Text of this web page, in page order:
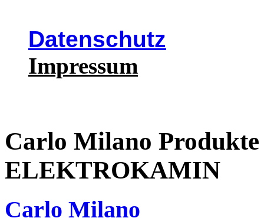
Datenschutz
Impressum
Carlo Milano
ELEKTROKAMIN
Carlo Milano